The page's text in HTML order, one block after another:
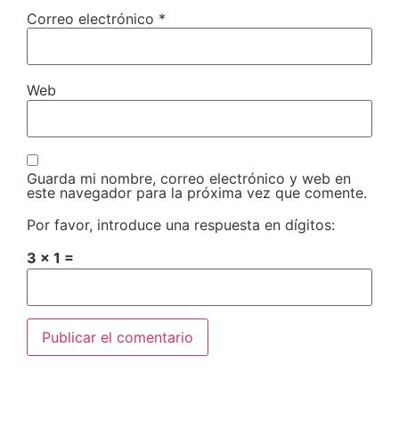
Correo electrónico *
Web
Guarda mi nombre, correo electrónico y web en
este navegador para la próxima vez que comente.
Por favor, introduce una respuesta en dígitos:
3 × 1 =